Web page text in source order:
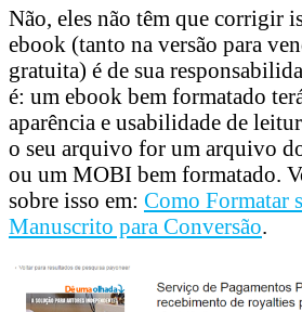
Não, eles não têm que corrigir
ebook (tanto na versão para
gratuita) é de sua
é: um ebook bem formatado
aparência e usabilidade de
o seu arquivo for um arquivo
ou um MOBI bem formatado.
sobre isso em: Como Formatar
Manuscrito para Conversão.